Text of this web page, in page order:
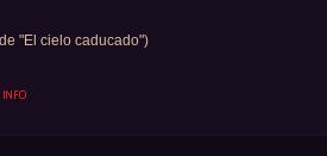
"El cielo caducado")